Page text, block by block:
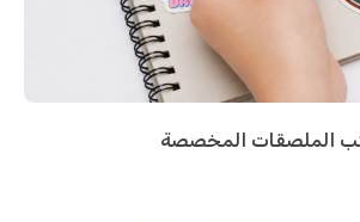
الملصقات المخصصة